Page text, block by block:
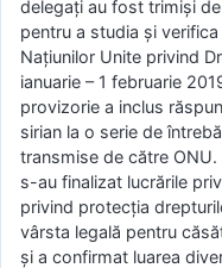
delegaţi au fost trimiși
pentru a studia și
Națiunilor Unite privind
ianuarie – 1 februarie
provizorie a inclus
sirian la o serie de
transmise de către
s-au finalizat lucrările
privind protecția
vârsta legală pentru
și a confirmat luarea